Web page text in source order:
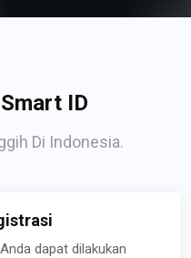
ID
Di Indonesia.
dapat dilakukan